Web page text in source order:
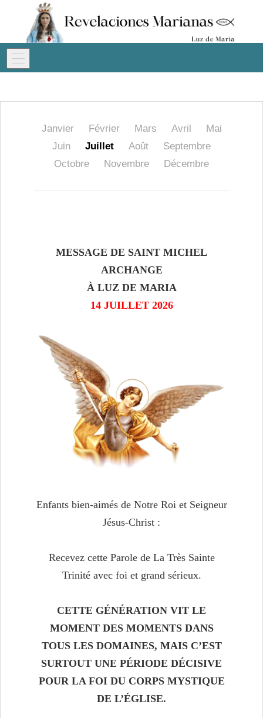
Janvier Février Mars Avril
Mai
Juin
Juillet Août
Septembre
Octobre
Novembre Décembre
MESSAGE DE SAINT MICHEL
ARCHANGE
À LUZ DE MARIA
14 JUILLET 2026
Enfants bien-aimés de Notre Roi et Seigneur
Jésus-Christ :
Recevez cette Parole de La Très Sainte
Trinité avec foi et grand sérieux.
CETTE GÉNÉRATION VIT LE
MOMENT DES MOMENTS DANS
TOUS LES DOMAINES, MAIS C’EST
SURTOUT UNE PÉRIODE DÉCISIVE
POUR LA FOI DU CORPS MYSTIQUE
DE L’ÉGLISE.